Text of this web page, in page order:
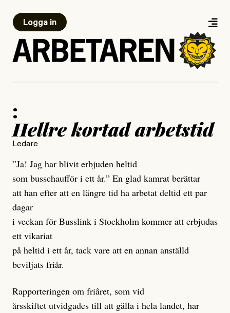
Logga in
:
Hellre kortad arbetstid
Ledare
”Ja! Jag har blivit erbjuden heltid
som busschaufför i ett år.” En glad kamrat berättar
att han efter att en längre tid ha arbetat deltid ett par
dagar
i veckan för Busslink i Stockholm kommer att erbjudas
ett vikariat
på heltid i ett år, tack vare att en annan anställd
beviljats friår.
Rapporteringen om friåret, som vid
årsskiftet utvidgades till att gälla i hela landet, har